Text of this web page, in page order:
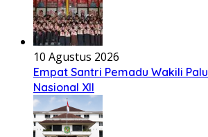
10 Agustus 2026
Empat Santri Pemadu Wakili
Nasional XII